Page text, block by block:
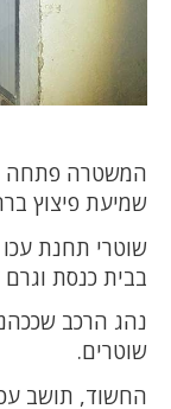
המשטרה פתחה
שמיעת פיצוץ
שוטרי תחנת
בבית כנסת
נהג הרכב
שוטרים.